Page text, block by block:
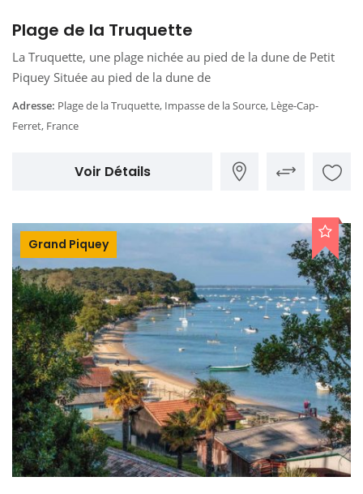
Plage de la Truquette
La Truquette, une plage nichée au pied de la dune de Petit
Piquey Située au pied de la dune de
Adresse: Plage de la Truquette, Impasse de la Source, Lège-Cap-
Ferret, France
Voir Détails
Grand Piquey